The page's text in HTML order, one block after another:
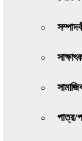
পাত্র/